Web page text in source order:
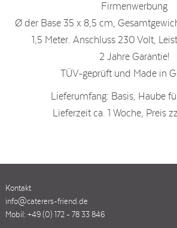
Firmenwerbung
Ø der Base 35 x 8,5 cm,
1,5 Meter. Anschluss 230 Volt,
2 Jahre Garantie!
TÜV-geprüft und Made in
Lieferumfang: Basis, Haube
Lieferzeit ca. 1 Woche, Preis
Kontakt
info@caterers-friend.de
Mobil: +49 (0) 172 - 78 33 846